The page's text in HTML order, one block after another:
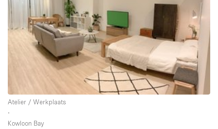
Audio- en videoapparatuur
Auto display
Badkamer
Bar
Begane grond
Concierge
Daglicht
Atelier / Werkplaats
∙
Kowloon Bay